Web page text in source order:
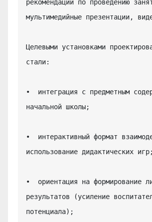
рекомендации по проведению
мультимедийные презентации,
Целевыми установками
стали:
•  интеграция с предметным
начальной школы;
•  интерактивный формат
использование дидактических игр;
•  ориентация на формирование
результатов (усиление
потенциала);